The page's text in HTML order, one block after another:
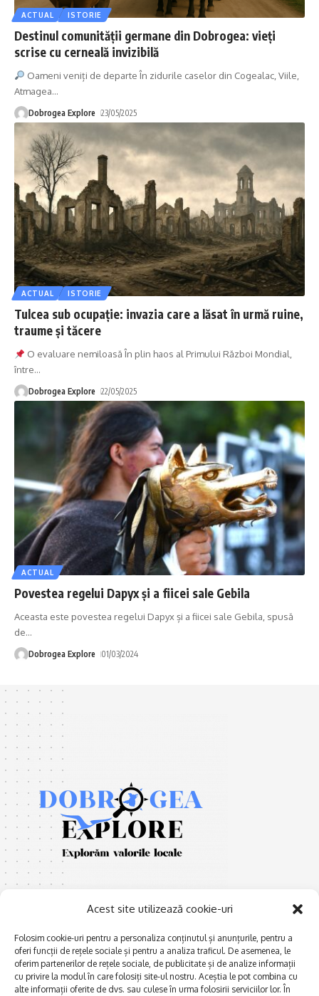
Acest site utilizează cookie-uri
Folosim cookie-uri pentru a personaliza conținutul și anunțurile, pentru a
oferi funcții de rețele sociale și pentru a analiza traficul. De asemenea, le
oferim partenerilor de rețele sociale, de publicitate și de analize informații
cu privire la modul în care folosiți site-ul nostru. Aceștia le pot combina cu
alte informații oferite de dvs. sau culese în urma folosirii serviciilor lor. În
ACTUAL ISTORIE
Destinul comunității germane din Dobrogea: vieți
scrise cu cerneală invizibilă
Oameni veniți de departe În zidurile caselor din Cogealac, Viile,
Atmagea…
Dobrogea Explore 23/05/2025
ACTUAL ISTORIE
Tulcea sub ocupație: invazia care a lăsat în urmă ruine,
traume și tăcere
O evaluare nemiloasă În plin haos al Primului Război Mondial,
între…
Dobrogea Explore 22/05/2025
ACTUAL
Povestea regelui Dapyx și a fiicei sale Gebila
Aceasta este povestea regelui Dapyx și a fiicei sale Gebila, spusă
de…
Dobrogea Explore 01/03/2024
E xplorăm Dobrogea,
Explorăm valorile locale:
Deltă, Litoral, cele mai mari
Afaceri și meșteșuguri
Actualitate